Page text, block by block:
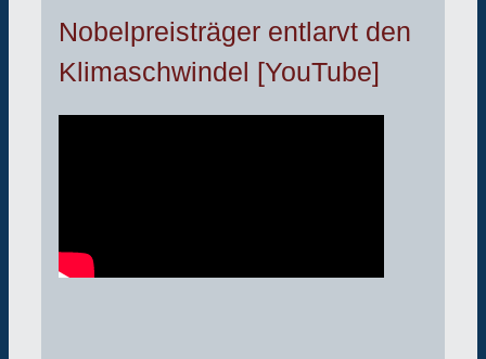
Nobelpreisträger entlarvt den
Klimaschwindel [YouTube]